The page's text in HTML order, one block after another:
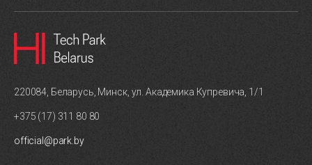
220084, Беларусь, Минск, ул. Академика Купревича, 1/1
+375 (17) 311 80 80
official@park.by